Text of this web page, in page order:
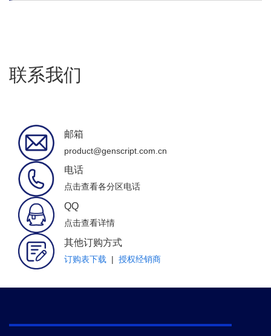
联系我们
邮箱
product@genscript.com.cn
电话
点击查看各分区电话
QQ
点击查看详情
其他订购方式
订购表下载 | 授权经销商